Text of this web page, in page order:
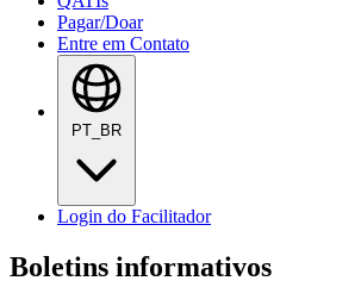
Pagar/Doar
Entre em Contato
PT_BR
Login do Facilitador
Boletins informativos